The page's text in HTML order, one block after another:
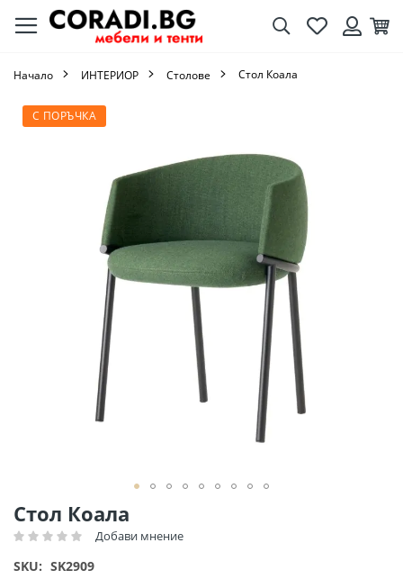
ТърсенеЛюбими
Начало ИНТЕРИОР Столове Стол Коала
Стол Коала
Рейтинг: Добави мнение
SKU SK2909
С ПОРЪЧКА
Преминете
към
изображенията
Преминете
към
началото
на